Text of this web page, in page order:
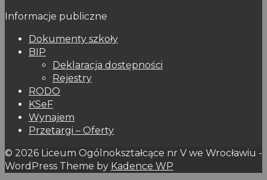
Informacje publiczne
Dokumenty szkoły
BIP
Deklaracja dostępności
Rejestry
RODO
KSeF
Wynajem
Przetargi – Oferty
© 2026 Liceum Ogólnokształcące nr V we Wrocławiu -
WordPress Theme by Kadence WP